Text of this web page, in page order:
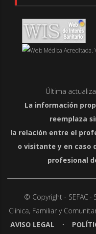
Última
La información
reemplaza
la relación entre el
o visitante y en caso
profesional
© Copyright - SEFAC
Clínica, Familiar y
AVISO LEGAL
·